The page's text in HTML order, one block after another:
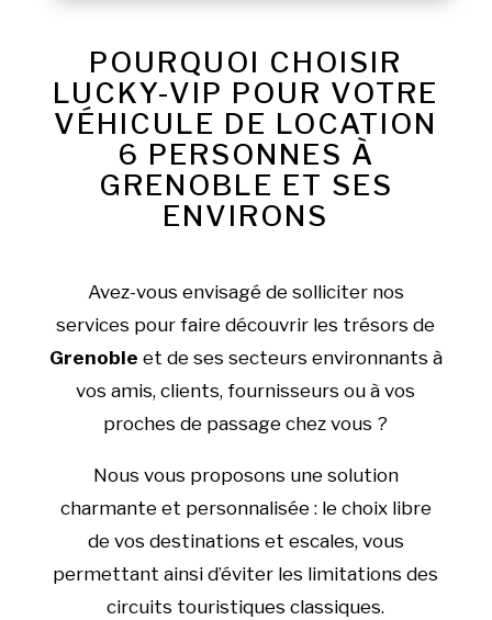
POURQUOI CHOISIR
LUCKY-VIP POUR VOTRE
VÉHICULE DE LOCATION
6 PERSONNES À
GRENOBLE ET SES
ENVIRONS
Avez-vous envisagé de solliciter nos
services pour faire découvrir les trésors de
Grenoble et de ses secteurs environnants à
vos amis, clients, fournisseurs ou à vos
proches de passage chez vous ?
Nous vous proposons une solution
charmante et personnalisée : le choix libre
de vos destinations et escales, vous
permettant ainsi d’éviter les limitations des
circuits touristiques classiques.